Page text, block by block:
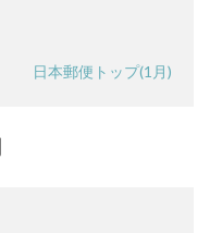
日本郵便トップ(1月)